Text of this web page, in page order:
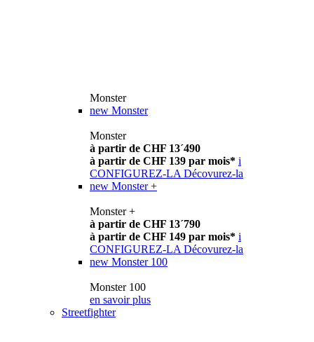
Monster
new Monster
Monster
à partir de CHF 13´490
à partir de CHF 139 par mois* i
CONFIGUREZ-LA Décovurez-la
new Monster +
Monster +
à partir de CHF 13´790
à partir de CHF 149 par mois* i
CONFIGUREZ-LA Décovurez-la
new Monster 100
Monster 100
en savoir plus
Streetfighter